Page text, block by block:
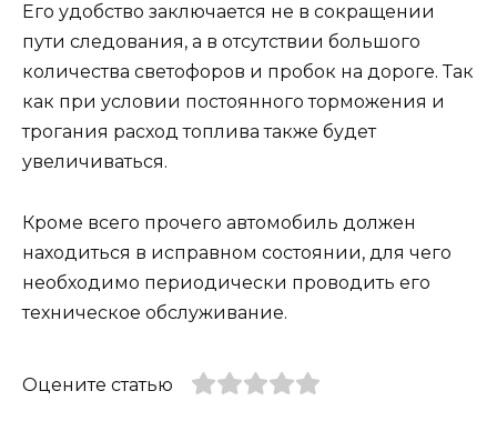
Его удобство заключается не в сокращении
пути следования, а в отсутствии большого
количества светофоров и пробок на дороге. Так
как при условии постоянного торможения и
трогания расход топлива также будет
увеличиваться.
Кроме всего прочего автомобиль должен
находиться в исправном состоянии, для чего
необходимо периодически проводить его
техническое обслуживание.
Оцените статью